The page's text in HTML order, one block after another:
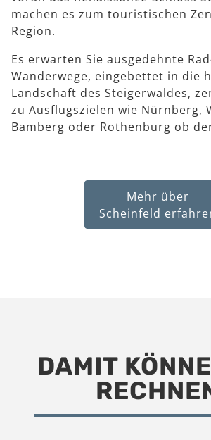
machen es zum touristischen
Region.
Es erwarten Sie ausgedehnte
Wanderwege, eingebettet in die
Landschaft des Steigerwaldes,
zu Ausflugszielen wie Nürnberg,
Bamberg oder Rothenburg ob
Mehr über
Scheinfeld
DAMIT